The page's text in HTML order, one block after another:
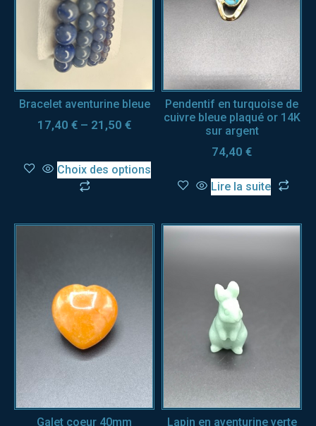
Bracelet aventurine bleue
17,40 € – 21,50 €
Choix des options
Pendentif en turquoise de
cuivre bleue plaqué or 14K
sur argent
74,40 €
Lire la suite
Galet coeur 40mm Lapin en aventurine verte